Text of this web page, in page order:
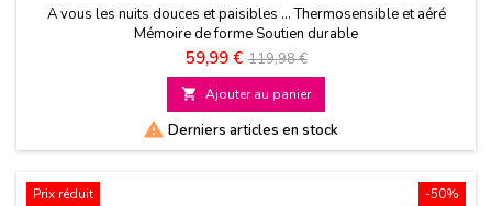
A vous les nuits douces et paisibles ... Thermosensible et aéré
Mémoire de forme Soutien durable
Prix
59,99 € Prix
de
base
119,98 €
 Ajouter au panier
 Derniers articles en stock
-50%
Prix réduit